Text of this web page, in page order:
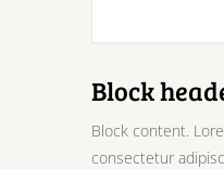
Block
Block content.
consectetur